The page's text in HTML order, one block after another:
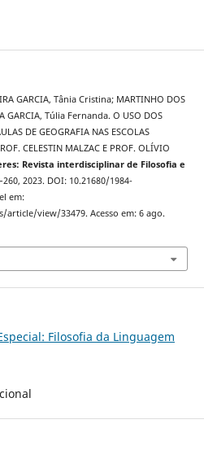
GARCIA, Tânia Cristina; MARTINHO DOS
GARCIA, Túlia Fernanda. O USO DOS
DE GEOGRAFIA NAS ESCOLAS
CELESTIN MALZAC E PROF. OLÍVIO
Revista interdisciplinar de Filosofia e
2023. DOI: 10.21680/1984-
em:
view/33479. Acesso em: 6 ago.
Filosofia da Linguagem